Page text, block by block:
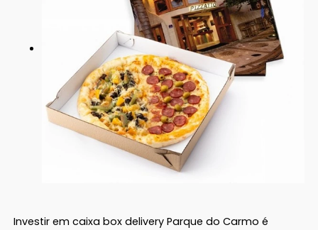
Investir em caixa box delivery Parque do Carmo é